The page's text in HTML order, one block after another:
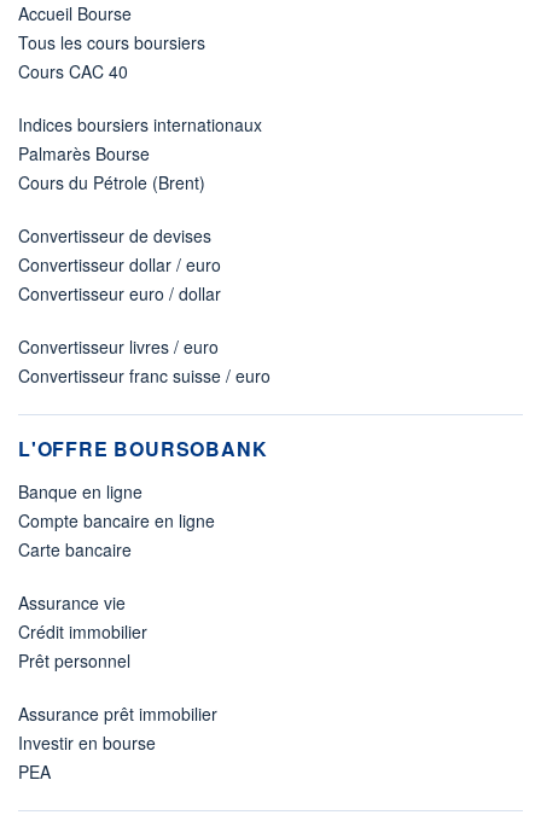
Accueil Bourse
Tous les cours boursiers
Cours CAC 40
Indices boursiers internationaux
Palmarès Bourse
Cours du Pétrole (Brent)
Convertisseur de devises
Convertisseur dollar / euro
Convertisseur euro / dollar
Convertisseur livres / euro
Convertisseur franc suisse / euro
L'OFFRE BOURSOBANK
Banque en ligne
Compte bancaire en ligne
Carte bancaire
Assurance vie
Crédit immobilier
Prêt personnel
Assurance prêt immobilier
Investir en bourse
PEA